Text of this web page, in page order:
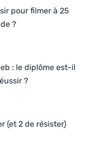
pour filmer à 25
?
: le diplôme est-il
?
(et 2 de résister)